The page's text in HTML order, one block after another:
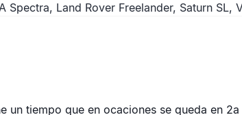
Spectra, Land Rover Freelander, Saturn SL,
un tiempo que en ocaciones se queda en